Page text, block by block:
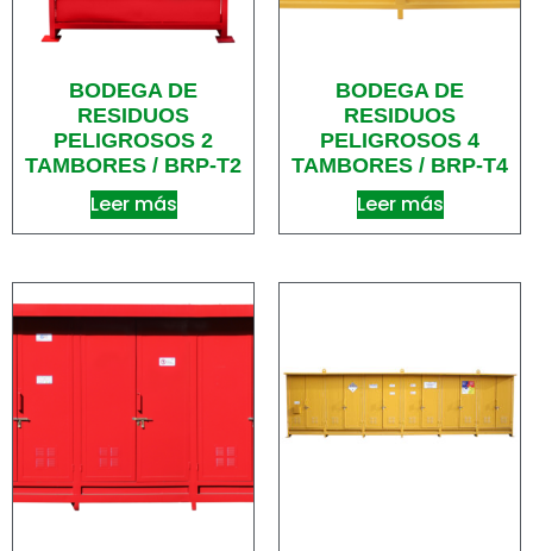
BODEGA DE
RESIDUOS
PELIGROSOS 2
TAMBORES / BRP-T2
Leer más
BODEGA DE
RESIDUOS
PELIGROSOS 4
TAMBORES / BRP-T4
Leer más